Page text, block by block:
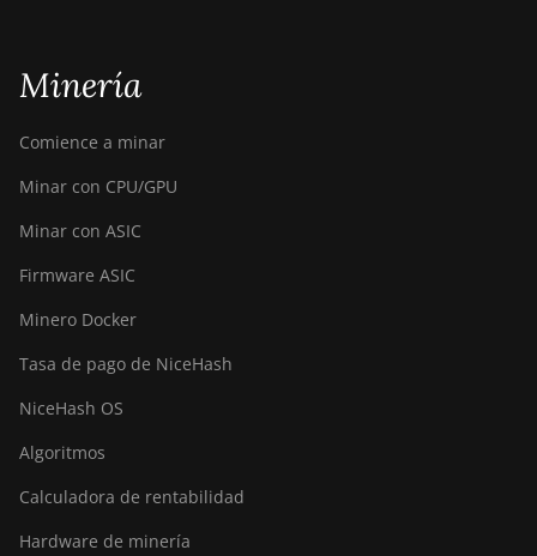
BITMAIN Antminer T19
Hydro (145Th)
BITMAIN Antminer T19
(190TH)
Baikal BK-G28
Baikal Giant X10
Baikal Giant+
Bitdeer SealMiner A2
Bitdeer SealMiner A2 Hyd
Bitdeer SealMiner A2 Pro Air
Bitdeer SealMiner A2 Pro
Minería
Comience a minar
Minar con CPU/GPU
Minar con ASIC
Firmware ASIC
Minero Docker
Tasa de pago de NiceHash
NiceHash OS
Algoritmos
Calculadora de rentabilidad
Hardware de minería